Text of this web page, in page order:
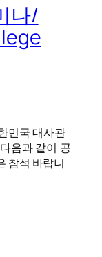
나/
민국 대사관
음과 같이 공
참석 바랍니